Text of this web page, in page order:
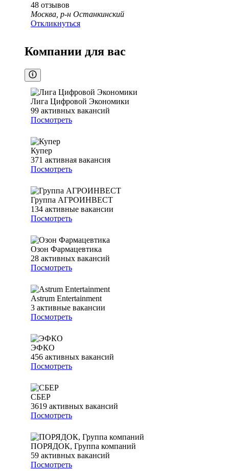
48 отзывов
Москва, р-н Останкинский
Откликнуться
Компании для вас
Лига Цифровой Экономики
99 активных вакансий
Посмотреть
Купер
371 активная вакансия
Посмотреть
Группа АГРОИНВЕСТ
134 активные вакансии
Посмотреть
Озон Фармацевтика
28 активных вакансий
Посмотреть
Astrum Entertainment
3 активные вакансии
Посмотреть
ЭФКО
456 активных вакансий
Посмотреть
СБЕР
3619 активных вакансий
Посмотреть
ПОРЯДОК, Группа компаний
59 активных вакансий
Посмотреть